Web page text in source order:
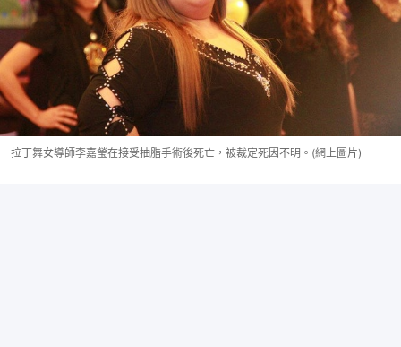
拉丁舞女導師李嘉瑩在接受抽脂手術後死亡，被裁定死因不明。(網上圖片)